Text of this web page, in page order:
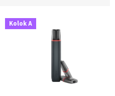
Kolok A